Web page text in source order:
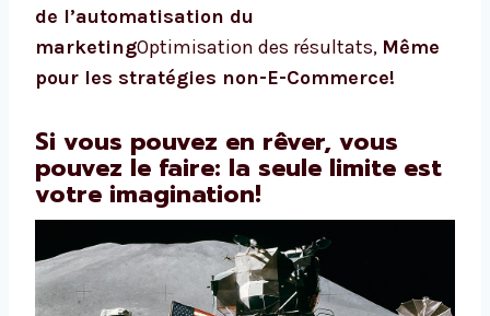
de l’automatisation du
marketingOptimisation des résultats, Même
pour les stratégies non-E-Commerce!
Si vous pouvez en rêver, vous
pouvez le faire: la seule limite est
votre imagination!